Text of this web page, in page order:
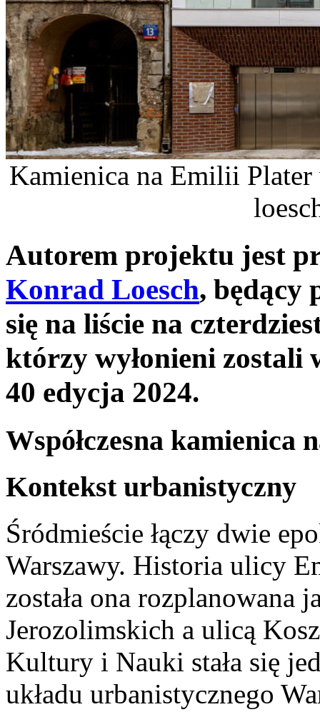
Kamienica na Emilii
Autorem projektu jest
Konrad Loesch, będący
się na liście na
którzy wyłonieni zostali
40 edycja 2024.
Współczesna kamienica
Kontekst urbanistyczny
Śródmieście łączy dwie
Warszawy. Historia ulicy
została ona rozplanowana
Jerozolimskich a ulicą
Kultury i Nauki stała się
układu urbanistycznego